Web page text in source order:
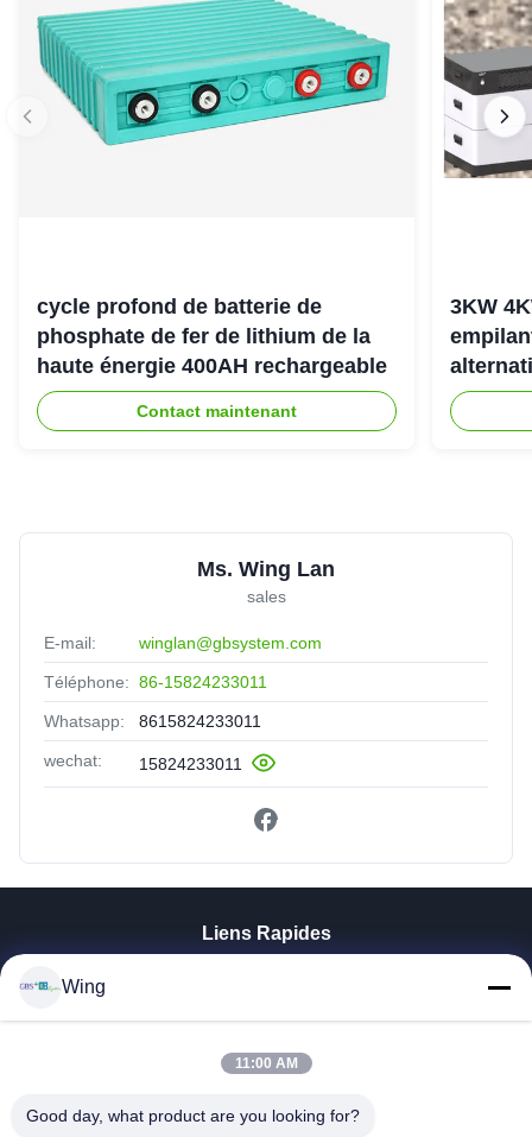
cycle profond de batterie de
phosphate de fer de lithium de la
haute énergie 400AH rechargeable
Contact maintenant
3KW
Ms. Wing Lan
sales
E-mail: winglan@gbsystem.com
Téléphone: 86-15824233011
Whatsapp: 8615824233011
wechat: 15824233011
Liens Rapides
Le Spectacle VR
Visite De L'usine
Wing
11:00 AM
Good day, what product are you looking for?